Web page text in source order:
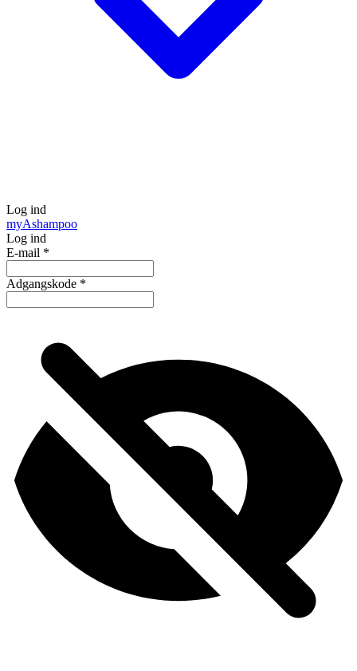
Log ind
myAshampoo
Log ind
E-mail *
Adgangskode *